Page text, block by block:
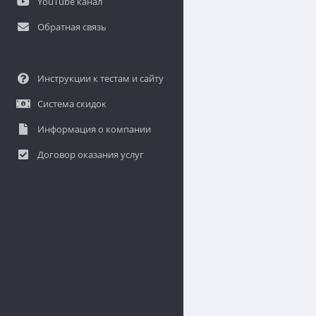
Обратная связь
Инструкции к тестам и сайту
Система скидок
Информация о компании
Договор оказания услуг